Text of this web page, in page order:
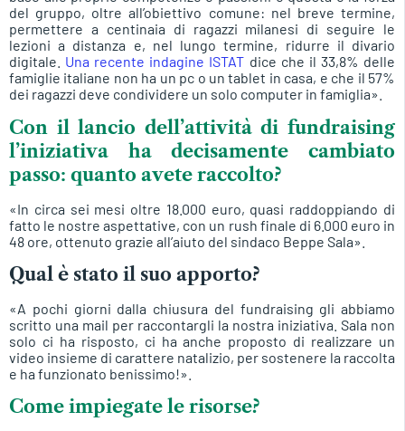
del gruppo, oltre all’obiettivo comune: nel breve termine,
permettere a centinaia di ragazzi milanesi di seguire le
lezioni a distanza e, nel lungo termine, ridurre il divario
digitale. Una recente indagine ISTAT dice che il 33,8% delle
famiglie italiane non ha un pc o un tablet in casa, e che il 57%
dei ragazzi deve condividere un solo computer in famiglia».
Con il lancio dell’attività di fundraising
l’iniziativa ha decisamente cambiato
passo: quanto avete raccolto?
«In circa sei mesi oltre 18.000 euro, quasi raddoppiando di
fatto le nostre aspettative, con un rush finale di 6.000 euro in
48 ore, ottenuto grazie all’aiuto del sindaco Beppe Sala».
Qual è stato il suo apporto?
«A pochi giorni dalla chiusura del fundraising gli abbiamo
scritto una mail per raccontargli la nostra iniziativa. Sala non
solo ci ha risposto, ci ha anche proposto di realizzare un
video insieme di carattere natalizio, per sostenere la raccolta
e ha funzionato benissimo!».
Come impiegate le risorse?